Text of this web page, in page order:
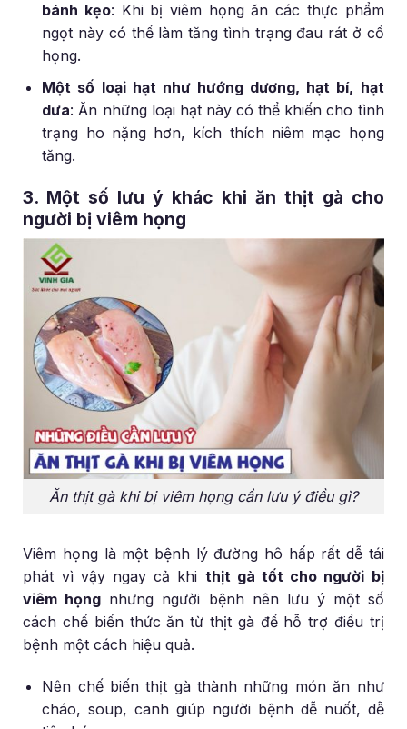
bánh kẹo: Khi bị viêm họng ăn các thực phẩm
ngọt này có thể làm tăng tình trạng đau rát ở cổ
họng.
Một số loại hạt như hướng dương, hạt bí, hạt
dưa:Ăn những loại hạt này có thể khiến cho tình
trạng ho nặng hơn, kích thích niêm mạc họng
tăng.
3. Một số lưu ý khác khi ăn thịt gà cho
người bị viêm họng
Ăn thịt gà khi bị viêm họng cần lưu ý điều gì?
Viêm họng là một bệnh lý đường hô hấp rất dễ tái
phát vì vậy ngay cả khi thịt gà tốt cho người bị
viêm họng nhưng người bệnh nên lưu ý một số
cách chế biến thức ăn từ thịt gà để hỗ trợ điều trị
bệnh một cách hiệu quả.
Nên chế biến thịt gà thành những món ăn như
cháo, soup, canh giúp người bệnh dễ nuốt, dễ